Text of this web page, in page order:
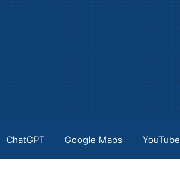
ChatGPT Google Maps YouTube